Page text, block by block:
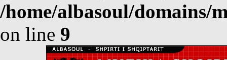
/home/albasoul/domains/
on line 9